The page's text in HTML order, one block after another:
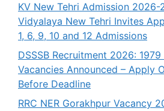
KV New Tehri Admission 2026-
Vidyalaya New Tehri Invites
1, 6, 9, 10 and 12 Admissions
DSSSB Recruitment 2026:
Vacancies Announced – Apply
Before Deadline
RRC NER Gorakhpur Vacancy